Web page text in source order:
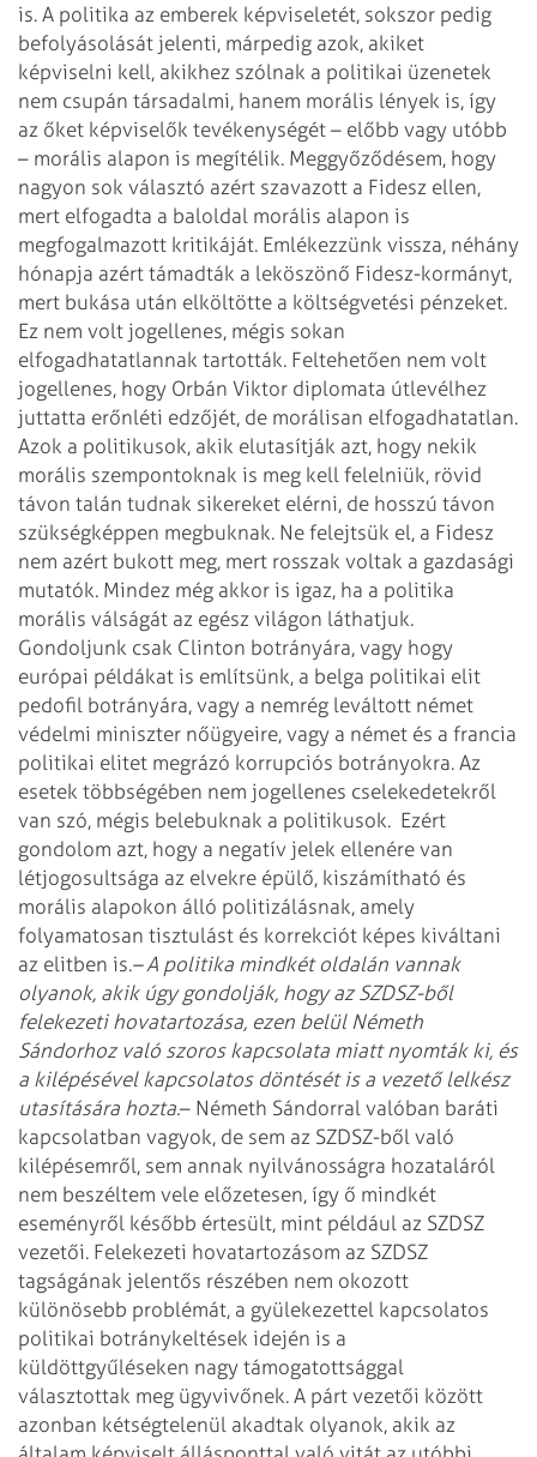
is. A politika az emberek képviseletét, sokszor pedig
befolyásolását jelenti, márpedig azok, akiket
képviselni kell, akikhez szólnak a politikai üzenetek
nem csupán társadalmi, hanem morális lények is, így
az őket képviselők tevékenységét – előbb vagy utóbb
– morális alapon is megítélik. Meggyőződésem, hogy
nagyon sok választó azért szavazott a Fidesz ellen,
mert elfogadta a baloldal morális alapon is
megfogalmazott kritikáját. Emlékezzünk vissza, néhány
hónapja azért támadták a leköszönő Fidesz-kormányt,
mert bukása után elköltötte a költségvetési pénzeket.
Ez nem volt jogellenes, mégis sokan
elfogadhatatlannak tartották. Feltehetően nem volt
jogellenes, hogy Orbán Viktor diplomata útlevélhez
juttatta erőnléti edzőjét, de morálisan elfogadhatatlan.
Azok a politikusok, akik elutasítják azt, hogy nekik
morális szempontoknak is meg kell felelniük, rövid
távon talán tudnak sikereket elérni, de hosszú távon
szükségképpen megbuknak. Ne felejtsük el, a Fidesz
nem azért bukott meg, mert rosszak voltak a gazdasági
mutatók. Mindez még akkor is igaz, ha a politika
morális válságát az egész világon láthatjuk.
Gondoljunk csak Clinton botrányára, vagy hogy
európai példákat is említsünk, a belga politikai elit
pedofil botrányára, vagy a nemrég leváltott német
védelmi miniszter nőügyeire, vagy a német és a francia
politikai elitet megrázó korrupciós botrányokra. Az
esetek többségében nem jogellenes cselekedetekről
van szó, mégis belebuknak a politikusok. Ezért
gondolom azt, hogy a negatív jelek ellenére van
létjogosultsága az elvekre épülő, kiszámítható és
morális alapokon álló politizálásnak, amely
folyamatosan tisztulást és korrekciót képes kiváltani
az elitben is.– A politika mindkét oldalán vannak
olyanok, akik úgy gondolják, hogy az SZDSZ-ből
felekezeti hovatartozása, ezen belül Németh
Sándorhoz való szoros kapcsolata miatt nyomták ki, és
a kilépésével kapcsolatos döntését is a vezető lelkész
utasítására hozta.– Németh Sándorral valóban baráti
kapcsolatban vagyok, de sem az SZDSZ-ből való
kilépésemről, sem annak nyilvánosságra hozataláról
nem beszéltem vele előzetesen, így ő mindkét
eseményről később értesült, mint például az SZDSZ
vezetői. Felekezeti hovatartozásom az SZDSZ
tagságának jelentős részében nem okozott
különösebb problémát, a gyülekezettel kapcsolatos
politikai botránykeltések idején is a
küldöttgyűléseken nagy támogatottsággal
választottak meg ügyvivőnek. A párt vezetői között
azonban kétségtelenül akadtak olyanok, akik az